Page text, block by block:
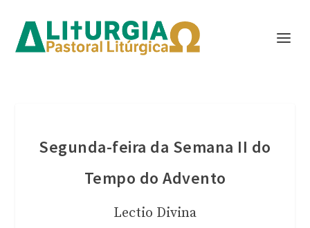
Segunda-feira da Semana II do
Tempo do Advento
Lectio Divina